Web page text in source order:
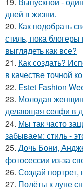
дней в жизни.
20. Как подобрать
стиль, пока
выглядеть как все?
21. Как создать?
в качестве точной
22. Estet Fashion
23. Молодая
делающая селфи в
24. Мы так часто
забываем: стиль -
25. Дочь Бони,
фотосессии из-за
26. Создай
27. Полёты к луне